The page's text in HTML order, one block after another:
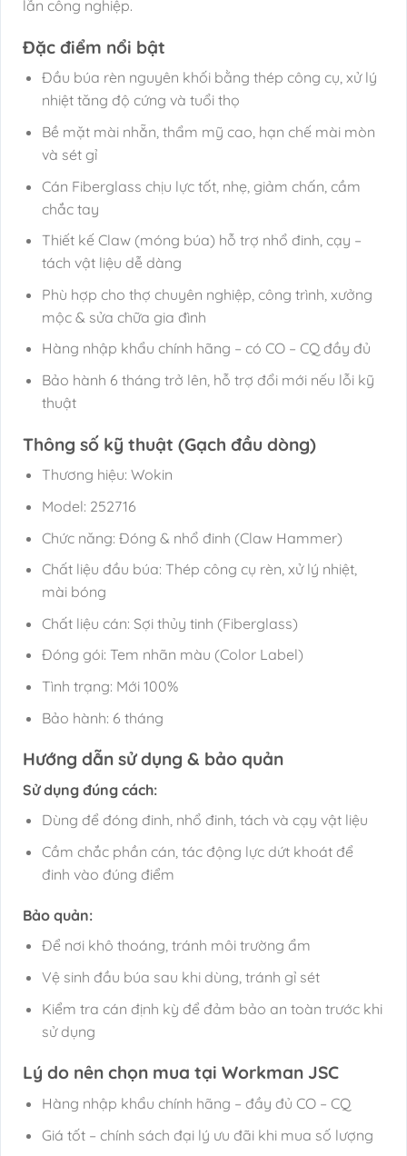
lẫn công nghiệp.
Đặc điểm nổi bật
Đầu búa rèn nguyên khối bằng thép công cụ, xử lý
nhiệt tăng độ cứng và tuổi thọ
Bề mặt mài nhẵn, thẩm mỹ cao, hạn chế mài mòn
và sét gỉ
Cán Fiberglass chịu lực tốt, nhẹ, giảm chấn, cầm
chắc tay
Thiết kế Claw (móng búa) hỗ trợ nhổ đinh, cạy –
tách vật liệu dễ dàng
Phù hợp cho thợ chuyên nghiệp, công trình, xưởng
mộc & sửa chữa gia đình
Hàng nhập khẩu chính hãng – có CO – CQ đầy đủ
Bảo hành 6 tháng trở lên, hỗ trợ đổi mới nếu lỗi kỹ
thuật
Thông số kỹ thuật (Gạch đầu dòng)
Thương hiệu: Wokin
Model: 252716
Chức năng: Đóng & nhổ đinh (Claw Hammer)
Chất liệu đầu búa: Thép công cụ rèn, xử lý nhiệt,
mài bóng
Chất liệu cán: Sợi thủy tinh (Fiberglass)
Đóng gói: Tem nhãn màu (Color Label)
Tình trạng: Mới 100%
Bảo hành: 6 tháng
Hướng dẫn sử dụng & bảo quản
Sử dụng đúng cách:
Dùng để đóng đinh, nhổ đinh, tách và cạy vật liệu
Cầm chắc phần cán, tác động lực dứt khoát để
đinh vào đúng điểm
Bảo quản:
Để nơi khô thoáng, tránh môi trường ẩm
Vệ sinh đầu búa sau khi dùng, tránh gỉ sét
Kiểm tra cán định kỳ để đảm bảo an toàn trước khi
sử dụng
Lý do nên chọn mua tại Workman JSC
Hàng nhập khẩu chính hãng – đầy đủ CO – CQ
Giá tốt – chính sách đại lý ưu đãi khi mua số lượng